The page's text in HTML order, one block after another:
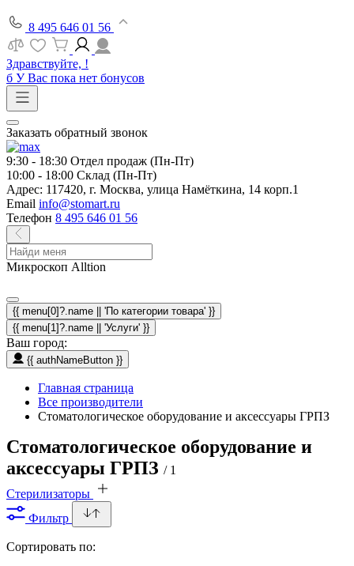
8 495 646 01 56
Здравствуйте, !
б У Вас пока нет бонусов
Заказать обратный звонок
9:30 - 18:30 Отдел продаж (Пн-Пт)
10:00 - 18:00 Склад (Пн-Пт)
Адрес: 117420, г. Москва, улица Намёткина, 14 корп.1
Email info@stomart.ru
Телефон 8 495 646 01 56
Микроскоп Alltion
{{ menu[0]?.name || 'По категории товара' }}
{{ menu[1]?.name || 'Услуги' }}
Ваш город:
{{ authNameButton }}
Главная страница
Все производители
Стоматологическое оборудование и аксессуары ГРПЗ
Стоматологическое оборудование и
аксессуары ГРПЗ / 1
Стерилизаторы
Фильтр
Сортировать по: